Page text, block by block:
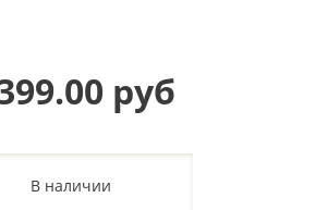
руб
В наличии